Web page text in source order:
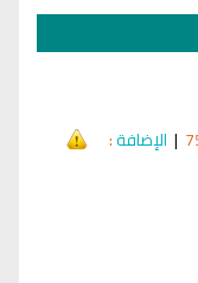
| الإضافة: